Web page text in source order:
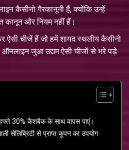
कैसीनो गैरकानूनी हैं, क्योंकि उन्हें
कानून और नियम नहीं हैं।
चीजें हैं जो हमें शायद स्थलीय कैसीनो
जुआ उद्यम ऐसी चीजों से भरे पड़े
30% कैशबैक के साथ वापस पाएं।
सेलिब्रिटी से प्राप्त कूपन का उपयोग